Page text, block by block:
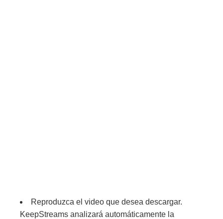
Reproduzca el video que desea descargar.
KeepStreams analizará automáticamente la